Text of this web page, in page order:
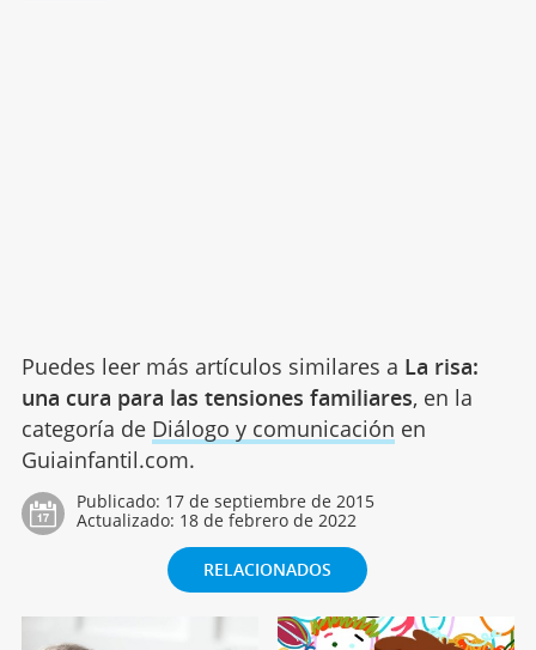
Puedes leer más artículos similares a La risa:
una cura para las tensiones familiares, en la
categoría de Diálogo y comunicación en
Guiainfantil.com.
Publicado: 17 de septiembre de 2015
Actualizado: 18 de febrero de 2022
RELACIONADOS